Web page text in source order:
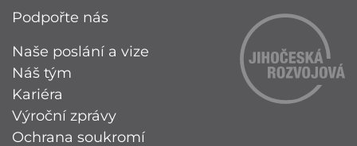
Podpořte nás
Naše poslání a vize
Náš tým
Kariéra
Výroční zprávy
Ochrana soukromí